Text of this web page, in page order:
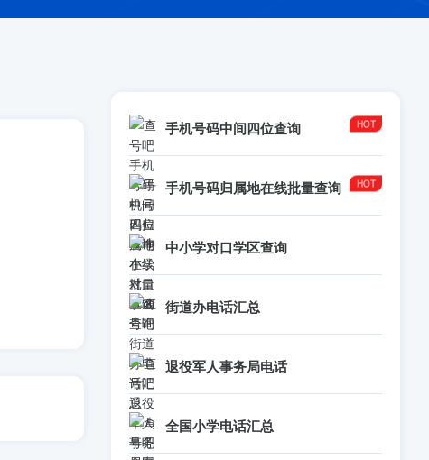
手机号码中间四位查询
手机号码归属地在线批量查询
中小学对口学区查询
街道办电话汇总
退役军人事务局电话
全国小学电话汇总